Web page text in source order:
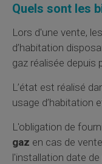
Quels sont les
Lors d'une vente,
d’habitation
gaz réalisée depuis
L’état est réalisé
usage d’habitation
L'obligation de
gaz en cas de
l'installation date de